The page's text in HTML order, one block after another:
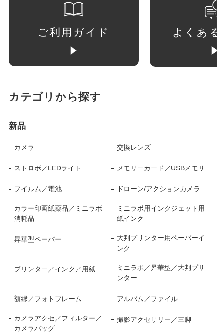
ご利用ガイド よくあ
カテゴリから探す
新品
カメラ 交換レンズ
ストロボ／LEDライト メモリーカード／USBメモリ
フイルム／電池 ドローン/アクションカメラ
カラー印画紙薬品／ミニラボ
消耗品
ミニラボ用インクジェット用
紙インク
昇華型ペーパー
大判プリンター用ペーパーイ
ンク
プリンター／インク／用紙
ミニラボ／昇華型／大判プリ
ンター
額縁／フォトフレーム アルバム／ファイル
カメラアクセ／フィルター／
カメラバッグ
撮影アクセサリー／三脚